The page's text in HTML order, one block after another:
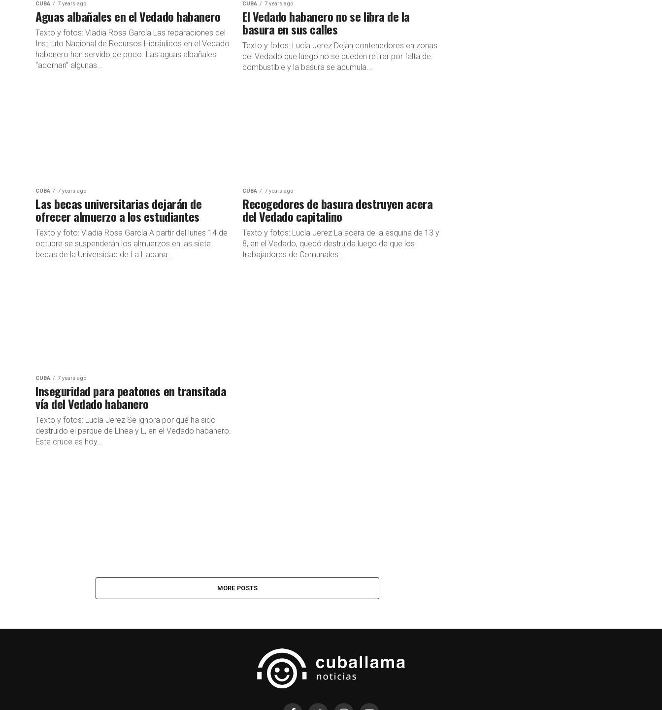
CUBA 7 years ago
Aguas albañales en el Vedado habanero
Texto y fotos: Vladia Rosa García Las reparaciones del
Instituto Nacional de Recursos Hidráulicos en el Vedado
habanero han servido de poco. Las aguas albañales
“adornan” algunas...
CUBA 7 years ago
El Vedado habanero no se libra de la
basura en sus calles
Texto y fotos: Lucía Jerez Dejan contenedores en zonas
del Vedado que luego no se pueden retirar por falta de
combustible y la basura se acumula...
CUBA 7 years ago
Las becas universitarias dejarán de
ofrecer almuerzo a los estudiantes
Texto y foto: Vladia Rosa García A partir del lunes 14 de
octubre se suspenderán los almuerzos en las siete
becas de la Universidad de La Habana...
CUBA 7 years ago
Recogedores de basura destruyen acera
del Vedado capitalino
Texto y fotos: Lucía Jerez La acera de la esquina de 13 y
8, en el Vedado, quedó destruida luego de que los
trabajadores de Comunales...
CUBA 7 years ago
Inseguridad para peatones en transitada
vía del Vedado habanero
Texto y fotos: Lucía Jerez Se ignora por qué ha sido
destruido el parque de Línea y L, en el Vedado habanero.
Este cruce es hoy...
MORE POSTS